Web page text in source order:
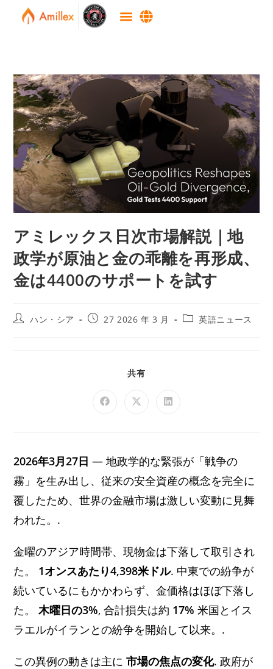
アミレックス日次市場解説｜地
政学が原油と金の乖離を再形成、
金は4400のサポートを試す
ハン・シア 27 2026 年 3 月 英語ニュース
共有
2026年3月27日 ― 地政学的な緊張が「戦争の
霧」を生み出し、従来の安全資産の概念を完全に
覆したため、世界の金融市場は激しい変動に見舞
われた。.
金曜のアジア時間帯、現物金は下落して取引され
た。 1オンスあたり4,398米ドル. 中東での紛争が
続いているにもかかわらず、金価格はほぼ下落し
た。木曜日の3%, 合計損失は約 17% 米国とイス
ラエルがイランとの紛争を開始して以来。.
この異例の動きは主に市場の焦点の変化. 政府が